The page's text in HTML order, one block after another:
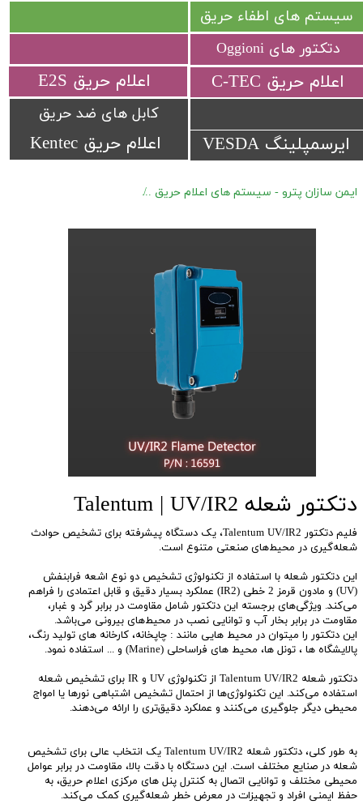
اعلام حریق Kentec
​اعلام حریق C-TEC​​​​​​​ ​اعلام حریق E2S
ایرسمپلینگ VESDA
سیستم های اطفاء حریق
کابل های ضد حریق
دتکتور های Oggioni
ایمن سازان پترو - سیستم های اعلام حریق
دتکتور شعله Talentum | UV/IR2
فلیم دتکتور Talentum UV/IR2، یک دستگاه پیشرفته برای تشخیص حوادث
شعله‌گیری در محیط‌های صنعتی متنوع است.
این دتکتور شعله با استفاده از تکنولوژی تشخیص دو نوع اشعه فرابنفش
(UV) و مادون قرمز 2 خطی (IR2) عملکرد بسیار دقیق و قابل اعتمادی را فراهم
می‌کند. ویژگی‌های برجسته این دتکتور شامل مقاومت در برابر گرد و غبار،
مقاومت در برابر بخار آب و توانایی نصب در محیط‌های بیرونی می‌باشد.
این دتکتور را میتوان در محیط هایی مانند : چاپخانه، کارخانه های تولید رنگ،
پالایشگاه ها ، تونل ها، محیط های فراساحلی (Marine) و ... استفاده نمود.
دتکتور شعله Talentum UV/IR2 از تکنولوژی UV و IR برای تشخیص شعله
استفاده می‌کند. این تکنولوژی‌ها از احتمال تشخیص اشتباهی نورها یا امواج
محیطی دیگر جلوگیری می‌کنند و عملکرد دقیق‌تری را ارائه می‌دهند.
به طور کلی، دتکتور شعله Talentum UV/IR2 یک انتخاب عالی برای تشخیص
شعله در صنایع مختلف است. این دستگاه با دقت بالا، مقاومت در برابر عوامل
محیطی مختلف و توانایی اتصال به کنترل پنل های مرکزی اعلام حریق، به
حفظ ایمنی افراد و تجهیزات در معرض خطر شعله‌گیری کمک می‌کند.